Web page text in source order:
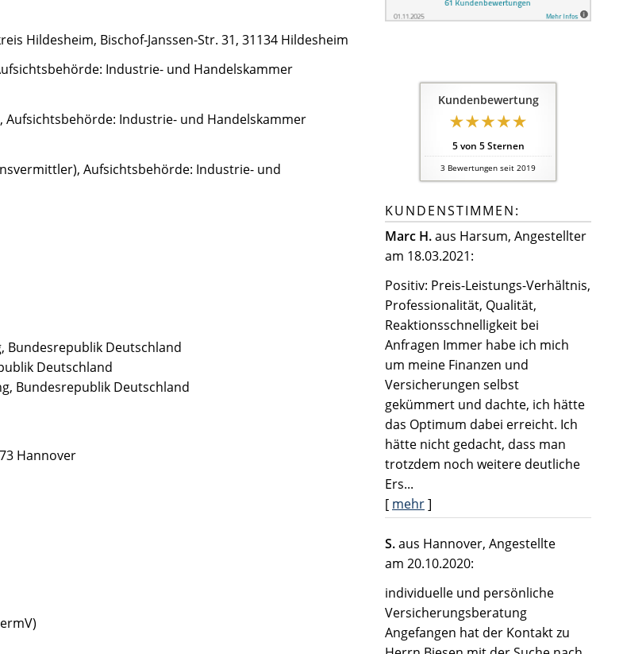
Kundenbewertung
5von 5Sternen
3 Bewertungen seit 2019
KUNDENSTIMMEN:
Marc H.aus Harsum, Angestellter
am 18.03.2021:
Positiv: Preis-Leistungs-Verhältnis,
Professionalität, Qualität,
Reaktionsschnelligkeit bei
Anfragen Immer habe ich mich
um meine Finanzen und
Versicherungen selbst
gekümmert und dachte, ich hätte
das Optimum dabei erreicht. Ich
hätte nicht gedacht, dass man
trotzdem noch weitere deutliche
Ers...
[ mehr]
S.aus Hannover, Angestellte
am 20.10.2020:
individuelle und persönliche
Versicherungsberatung
Angefangen hat der Kontakt zu
Hildesheim, Bischof-Janssen-Str. 31, 31134 Hildesheim
Industrie- und Handelskammer
Aufsichtsbehörde: Industrie- und Handelskammer
Aufsichtsbehörde: Industrie- und
Bundesrepublik Deutschland
Deutschland
Bundesrepublik Deutschland
Hannover